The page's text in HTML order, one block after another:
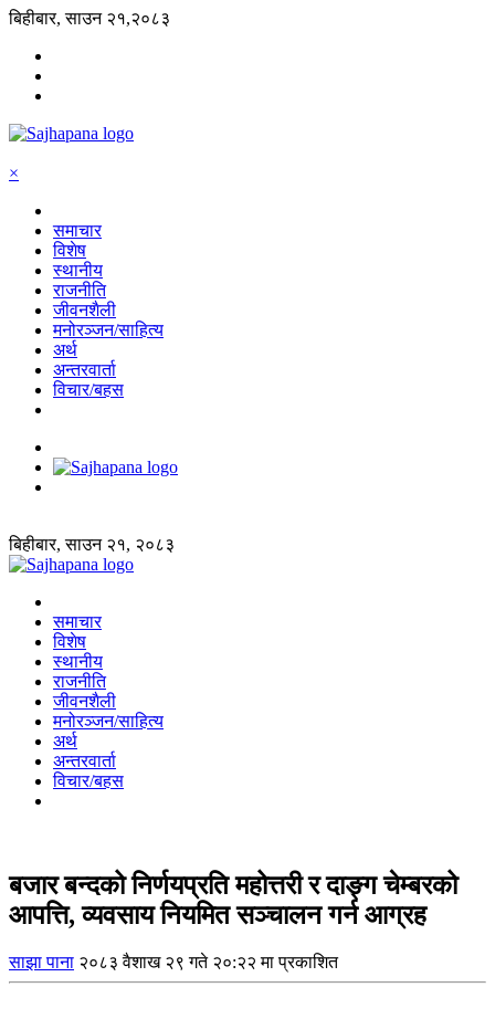
बिहीबार, साउन २१,२०८३
×
समाचार
विशेष
स्थानीय
राजनीति
जीवनशैली
मनोरञ्जन/साहित्य
अर्थ
अन्तरवार्ता
विचार/बहस
बिहीबार, साउन २१, २०८३
समाचार
विशेष
स्थानीय
राजनीति
जीवनशैली
मनोरञ्जन/साहित्य
अर्थ
अन्तरवार्ता
विचार/बहस
बजार बन्दको निर्णयप्रति महोत्तरी र दाङ्ग चेम्बरको
आपत्ति, व्यवसाय नियमित सञ्चालन गर्न आग्रह
साझा पाना २०८३ वैशाख २९ गते २०:२२ मा प्रकाशित